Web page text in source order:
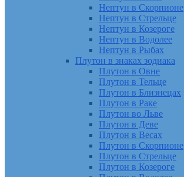
Нептун в Скорпионе
Нептун в Стрельце
Нептун в Козероге
Нептун в Водолее
Нептун в Рыбах
Плутон в знаках зодиака
Плутон в Овне
Плутон в Тельце
Плутон в Близнецах
Плутон в Раке
Плутон во Льве
Плутон в Деве
Плутон в Весах
Плутон в Скорпионе
Плутон в Стрельце
Плутон в Козероге